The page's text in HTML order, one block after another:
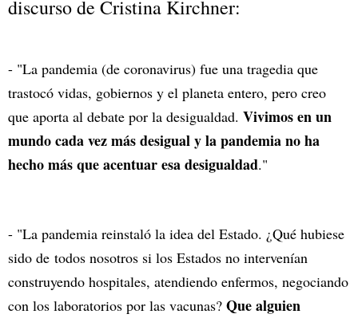
discurso de Cristina Kirchner:
- "La pandemia (de coronavirus) fue una tragedia que
trastocó vidas, gobiernos y el planeta entero, pero creo
que aporta al debate por la desigualdad. Vivimos en un
mundo cada vez más desigual y la pandemia no ha
hecho más que acentuar esa desigualdad."
- "La pandemia reinstaló la idea del Estado. ¿Qué hubiese
sido de todos nosotros si los Estados no intervenían
construyendo hospitales, atendiendo enfermos, negociando
con los laboratorios por las vacunas? Que alguien